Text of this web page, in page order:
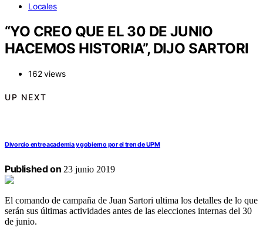
Locales
“YO CREO QUE EL 30 DE JUNIO
HACEMOS HISTORIA”, DIJO SARTORI
162 views
UP NEXT
Divorcio entre academia y gobierno por el tren de UPM
Published on 23 junio 2019
El comando de campaña de Juan Sartori ultima los detalles de lo que
serán sus últimas actividades antes de las elecciones internas del 30
de junio.